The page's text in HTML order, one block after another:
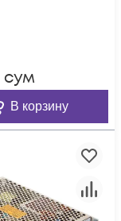
сум
В корзину